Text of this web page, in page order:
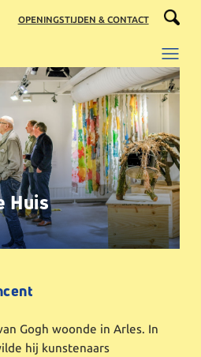
OPENINGSTIJDEN & CONTACT
Huis
Gogh woonde in Arles. In
hij kunstenaars